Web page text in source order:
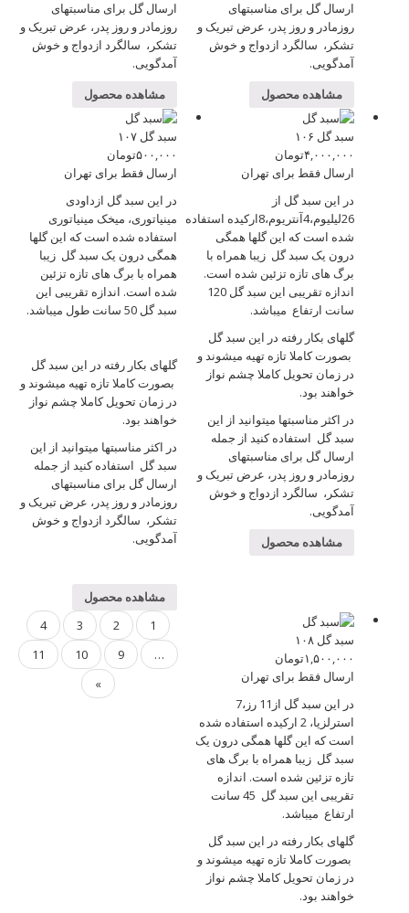
ارسال گل برای مناسبتهای
روزمادر و روز پدر، عرض تبریک و
تشکر، سالگرد ازدواج و خوش
آمدگویی.
مشاهده محصول
ارسال گل برای مناسبتهای
روزمادر و روز پدر، عرض تبریک و
تشکر، سالگرد ازدواج و خوش
آمدگویی.
مشاهده محصول
سبد گل ۱۰۶
۴,۰۰۰,۰۰۰تومان
ارسال فقط برای تهران
در این سبد گل از
26لیلیوم،4آنتریوم،8ارکیده استفاده
شده است که این گلها همگی
درون یک سبد گل زیبا همراه با
برگ های تازه تزئین شده است.
اندازه تقریبی این سبد گل 120
سانت ارتفاع میباشد.
گلهای بکار رفته در این سبد گل
بصورت کاملا تازه تهیه میشوند و
در زمان تحویل کاملا چشم نواز
خواهند بود.
در اکثر مناسبتها میتوانید از این
سبد گل استفاده کنید از جمله
ارسال گل برای مناسبتهای
روزمادر و روز پدر، عرض تبریک و
تشکر، سالگرد ازدواج و خوش
آمدگویی.
مشاهده محصول
سبد گل ۱۰۷
۵۰۰,۰۰۰تومان
ارسال فقط برای تهران
در این سبد گل ازداودی
مینیاتوری، میخک مینیاتوری
استفاده شده است که این گلها
همگی درون یک سبد گل زیبا
همراه با برگ های تازه تزئین
شده است. اندازه تقریبی این
سبد گل 50 سانت طول میباشد.
گلهای بکار رفته در این سبد گل
بصورت کاملا تازه تهیه میشوند و
در زمان تحویل کاملا چشم نواز
خواهند بود.
در اکثر مناسبتها میتوانید از این
سبد گل استفاده کنید از جمله
ارسال گل برای مناسبتهای
روزمادر و روز پدر، عرض تبریک و
تشکر، سالگرد ازدواج و خوش
آمدگویی.
مشاهده محصول
سبد گل ۱۰۸
۱,۵۰۰,۰۰۰تومان
ارسال فقط برای تهران
در این سبد گل از11 رز،7
استرلزیا، 2 ارکیده استفاده شده
است که این گلها همگی درون یک
سبد گل زیبا همراه با برگ های
تازه تزئین شده است. اندازه
تقریبی این سبد گل 45 سانت
ارتفاع میباشد.
گلهای بکار رفته در این سبد گل
بصورت کاملا تازه تهیه میشوند و
در زمان تحویل کاملا چشم نواز
خواهند بود.
1
2
3
4
…
9
10
11
»